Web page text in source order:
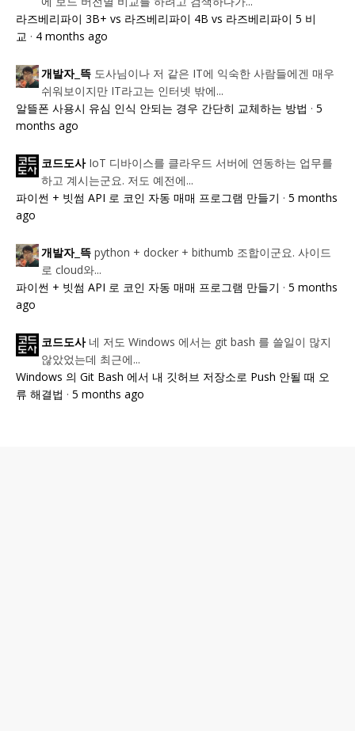
라즈베리파이 3B+ vs 라즈베리파이 4B vs 라즈베리파이 5 비
교 · 4 months ago
개발자_뜩 도사님이나 저 같은 IT에 익숙한 사람들에겐 매우
쉬워보이지만 IT라고는 인터넷 밖에...
알뜰폰 사용시 유심 인식 안되는 경우 간단히 교체하는 방법 · 5
months ago
코드도사 IoT 디바이스를 클라우드 서버에 연동하는 업무를
하고 계시는군요. 저도 예전에...
파이썬 + 빗썸 API 로 코인 자동 매매 프로그램 만들기 · 5 months
ago
개발자_뜩 python + docker + bithumb 조합이군요. 사이드
로 cloud와...
파이썬 + 빗썸 API 로 코인 자동 매매 프로그램 만들기 · 5 months
ago
코드도사 네 저도 Windows 에서는 git bash 를 쓸일이 많지
않았었는데 최근에...
Windows 의 Git Bash 에서 내 깃허브 저장소로 Push 안될 때 오
류 해결법 · 5 months ago